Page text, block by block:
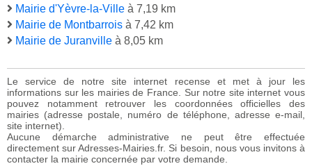
Mairie d'Yèvre-la-Ville à 7,19 km
Mairie de Montbarrois à 7,42 km
Mairie de Juranville à 8,05 km
Le service de notre site internet recense et met à jour les
informations sur les mairies de France. Sur notre site internet vous
pouvez notamment retrouver les coordonnées officielles des
mairies (adresse postale, numéro de téléphone, adresse e-mail,
site internet).
Aucune démarche administrative ne peut être effectuée
directement sur Adresses-Mairies.fr. Si besoin, nous vous invitons à
contacter la mairie concernée par votre demande.